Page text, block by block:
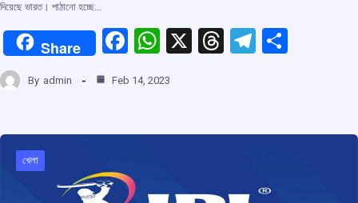
দিয়েছে ভারত। পাঠানো হচ্ছে…
Share
F
ce
o
o
k
W
at
A
p
X
T
d
T
a
By admin Feb 14, 2023
খেলা